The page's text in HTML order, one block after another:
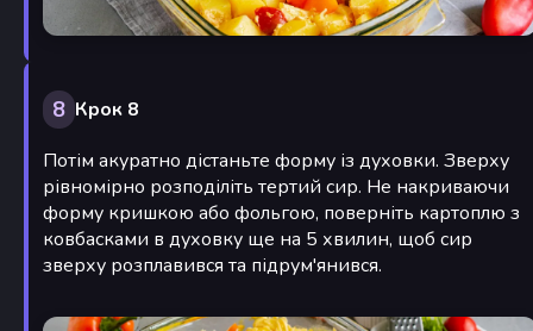
8 Крок 8
Потім акуратно дістаньте форму із духовки. Зверху
рівномірно розподіліть тертий сир. Не накриваючи
форму кришкою або фольгою, поверніть картоплю з
ковбасками в духовку ще на 5 хвилин, щоб сир
зверху розплавився та підрум'янився.